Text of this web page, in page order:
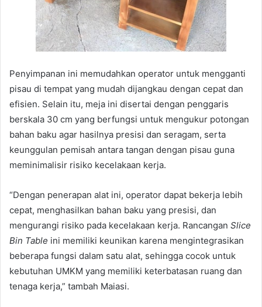
Penyimpanan ini memudahkan operator untuk mengganti
pisau di tempat yang mudah dijangkau dengan cepat dan
efisien. Selain itu, meja ini disertai dengan penggaris
berskala 30 cm yang berfungsi untuk mengukur potongan
bahan baku agar hasilnya presisi dan seragam, serta
keunggulan pemisah antara tangan dengan pisau guna
meminimalisir risiko kecelakaan kerja.
“Dengan penerapan alat ini, operator dapat bekerja lebih
cepat, menghasilkan bahan baku yang presisi, dan
mengurangi risiko pada kecelakaan kerja. Rancangan Slice
Bin Table ini memiliki keunikan karena mengintegrasikan
beberapa fungsi dalam satu alat, sehingga cocok untuk
kebutuhan UMKM yang memiliki keterbatasan ruang dan
tenaga kerja,” tambah Maiasi.